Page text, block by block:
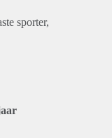
sporter,